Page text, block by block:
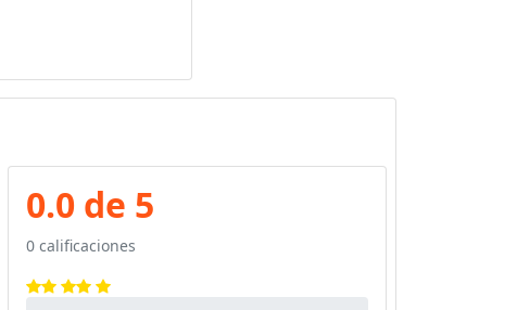
0.0 de 5
0 calificaciones